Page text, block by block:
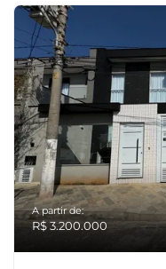
A partir de:
R$ 3.200.000